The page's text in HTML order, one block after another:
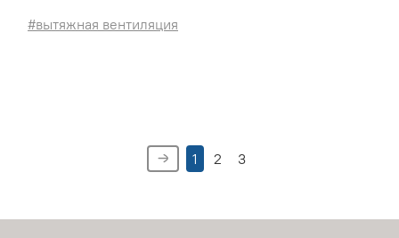
#вытяжная вентиляция
1 2 3